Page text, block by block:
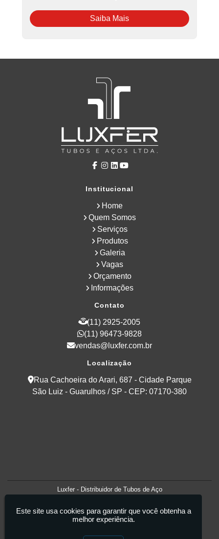
Saiba Mais
Institucional
Home
Quem Somos
Serviços
Produtos
Galeria
Vagas
Orçamento
Informações
Contato
(11) 2925-2005
(11) 96473-9828
vendas@luxfer.com.br
Localização
Rua Cachoeira do Arari, 687 - Cidade Parque
São Luiz - Guarulhos / SP - CEP: 07170-380
Luxfer - Distribuidor de Tubos de Aço
Este site usa cookies para garantir que você obtenha a
melhor experiência.